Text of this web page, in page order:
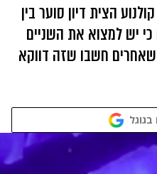
הצית דיון סוער בין
יש למצוא את השניים
חשבו שזה דווקא